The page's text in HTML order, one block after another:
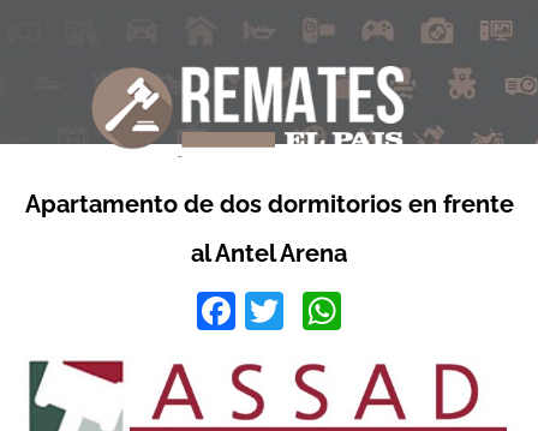
Apartamento de dos dormitorios en frente
al Antel Arena
Facebook
Twitter